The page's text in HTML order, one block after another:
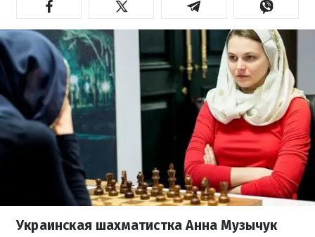
Украинская шахматистка Анна Музычук